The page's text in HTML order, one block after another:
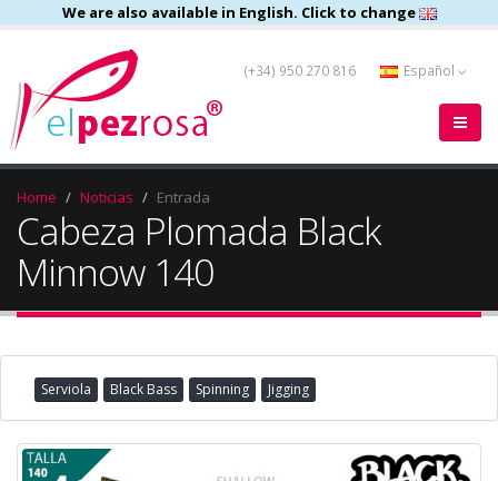
We are also available in English. Click to change
(+34) 950 270 816 Español
Home Noticias Entrada
Cabeza Plomada Black
Minnow 140
Serviola Black Bass Spinning Jigging